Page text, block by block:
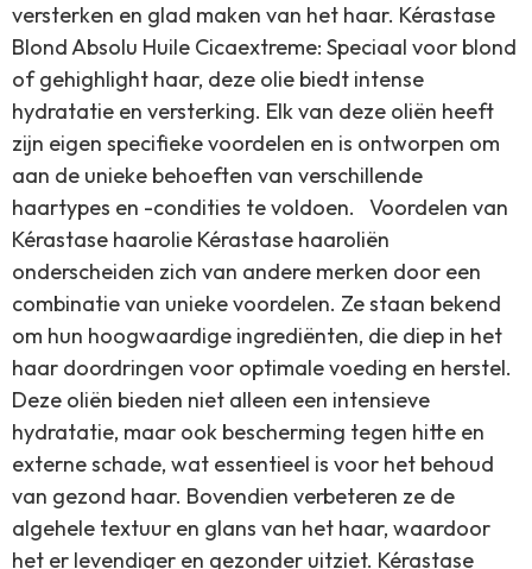
versterken en glad maken van het haar. Kérastase
Blond Absolu Huile Cicaextreme: Speciaal voor blond
of gehighlight haar, deze olie biedt intense
hydratatie en versterking. Elk van deze oliën heeft
zijn eigen specifieke voordelen en is ontworpen om
aan de unieke behoeften van verschillende
haartypes en -condities te voldoen. Voordelen van
Kérastase haarolie Kérastase haaroliën
onderscheiden zich van andere merken door een
combinatie van unieke voordelen. Ze staan bekend
om hun hoogwaardige ingrediënten, die diep in het
haar doordringen voor optimale voeding en herstel.
Deze oliën bieden niet alleen een intensieve
hydratatie, maar ook bescherming tegen hitte en
externe schade, wat essentieel is voor het behoud
van gezond haar. Bovendien verbeteren ze de
algehele textuur en glans van het haar, waardoor
het er levendiger en gezonder uitziet. Kérastase